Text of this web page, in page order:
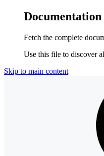
Fetch the complete
Use this file to discover
Skip to main content